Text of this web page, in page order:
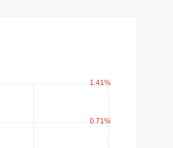
0.71%
1.41%